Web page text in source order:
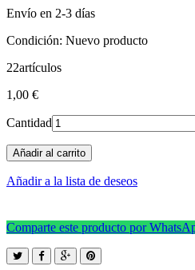
Envío en 2-3 días
Condición: Nuevo producto
22artículos
1,00 €
Cantidad
Añadir al carrito
Añadir a la lista de deseos
Comparte este producto por